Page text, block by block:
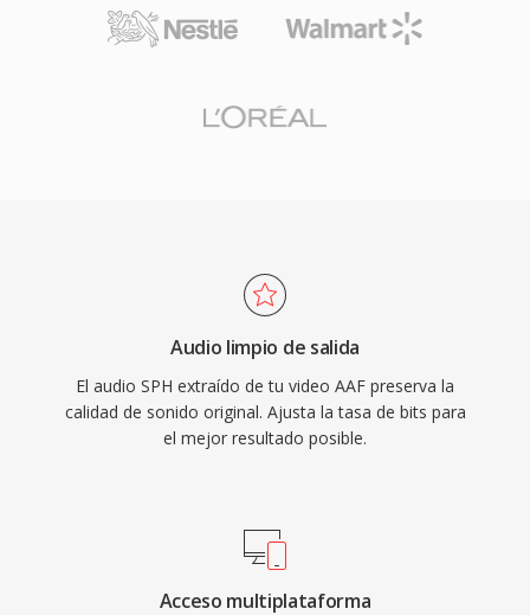
Audio limpio de salida
El audio SPH extraído de tu video AAF preserva la
calidad de sonido original. Ajusta la tasa de bits para
el mejor resultado posible.
Acceso multiplataforma